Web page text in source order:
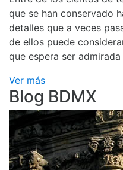
que se han conservado
detalles que a veces
de ellos puede
que espera ser
Ver más
Blog BDMX